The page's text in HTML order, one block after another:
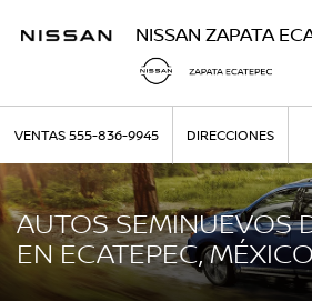
NISSAN ZAPATA
VENTAS555-836-9945 DIRECCIONES
AUTOS SEMINUEVOS
EN ECATEPEC,